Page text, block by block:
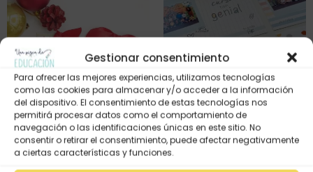
Gestionar consentimiento
Para ofrecer las mejores experiencias, utilizamos tecnologías
como las cookies para almacenar y/o acceder a la información
del dispositivo. El consentimiento de estas tecnologías nos
permitirá procesar datos como el comportamiento de
navegación o las identificaciones únicas en este sitio. No
consentir o retirar el consentimiento, puede afectar negativamente
a ciertas características y funciones.